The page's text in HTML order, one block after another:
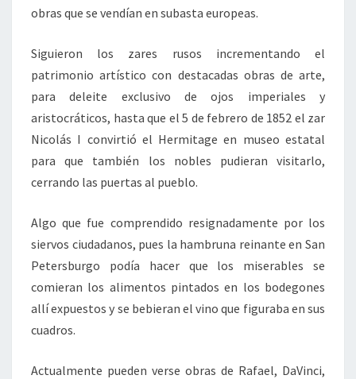
obras que se vendían en subasta europeas.
Siguieron los zares rusos incrementando el
patrimonio artístico con destacadas obras de arte,
para deleite exclusivo de ojos imperiales y
aristocráticos, hasta que el 5 de febrero de 1852 el zar
Nicolás I convirtió el Hermitage en museo estatal
para que también los nobles pudieran visitarlo,
cerrando las puertas al pueblo.
Algo que fue comprendido resignadamente por los
siervos ciudadanos, pues la hambruna reinante en San
Petersburgo podía hacer que los miserables se
comieran los alimentos pintados en los bodegones
allí expuestos y se bebieran el vino que figuraba en sus
cuadros.
Actualmente pueden verse obras de Rafael, DaVinci,